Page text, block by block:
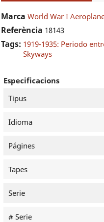
Marca World War I
Referència 18143
Tags: 1919-1935: Periodo
Skyways
Especificacions
Tipus
Idioma
Págines
Tapes
Serie
# Serie